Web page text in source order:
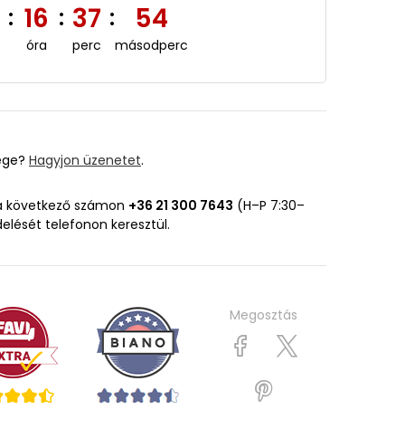
: 16
óra
: 37
perc
: 53
másodperc
Hagyjon üzenetet.
számon +36 21 300 7643 (H–P 7:30–
telefonon keresztül.
Megosztás